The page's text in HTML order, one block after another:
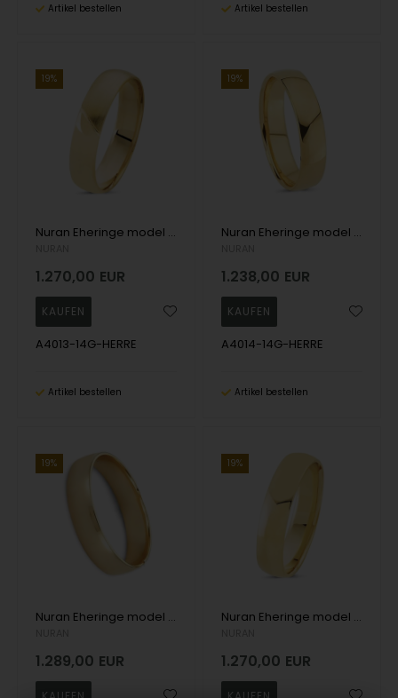
Artikel bestellen Artikel bestellen
19%
Nuran Eheringe model A4013-14G-HERRE
1.270,00 EUR
A4013-14G-HERRE
Artikel bestellen
19%
Nuran Eheringe model A4014-14G-HERRE
1.238,00 EUR
A4014-14G-HERRE
Artikel bestellen
19%
Nuran Eheringe model A4077-14G-HERRE
1.289,00 EUR
19%
Nuran Eheringe model A4012-14G-HERRE
1.270,00 EUR